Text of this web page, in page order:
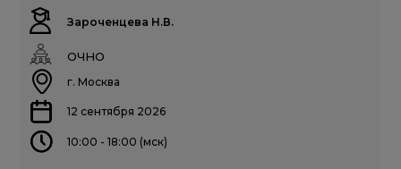
Зароченцева Н.В.
ОЧНО
г. Москва
12 сентября 2026
10:00 - 18:00 (мск)